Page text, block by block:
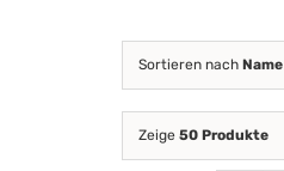
Sortieren nach Name
Zeige 50 Produkte